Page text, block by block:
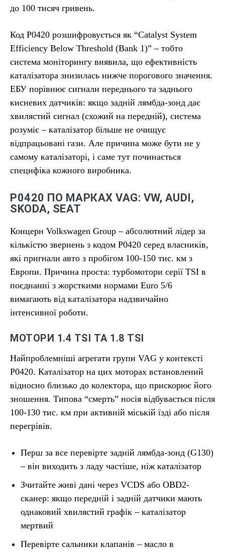
до 100 тисяч гривень.
Код P0420 розшифровується як “Catalyst System
Efficiency Below Threshold (Bank 1)” – тобто
система моніторингу виявила, що ефективність
каталізатора знизилась нижче порогового значення.
ЕБУ порівнює сигнали переднього та заднього
кисневих датчиків: якщо задній лямбда-зонд дає
хвилястий сигнал (схожий на передній), система
розуміє – каталізатор більше не очищує
відпрацьовані гази. Але причина може бути не у
самому каталізаторі, і саме тут починається
специфіка кожного виробника.
P0420 ПО МАРКАХ VAG: VW, AUDI,
SKODA, SEAT
Концерн Volkswagen Group – абсолютний лідер за
кількістю звернень з кодом P0420 серед власників,
які пригнали авто з пробігом 100-150 тис. км з
Европи. Причина проста: турбомотори серії TSI в
поєднанні з жорсткими нормами Euro 5/6
вимагають від каталізатора надзвичайно
інтенсивної роботи.
МОТОРИ 1.4 TSI ТА 1.8 TSI
Найпроблемніші агрегати групи VAG у контексті
P0420. Каталізатор на цих моторах встановлений
відносно близько до колектора, що прискорює його
зношення. Типова “смерть” носія відбувається після
100-130 тис. км при активній міській їзді або після
перегрівів.
Перш за все перевірте задній лямбда-зонд (G130)
– він виходить з ладу частіше, ніж каталізатор
Зчитайте живі дані через VCDS або OBD2-
сканер: якщо передній і задній датчики мають
однаковий хвилястий графік – каталізатор
мертвий
Перевірте сальники клапанів – масло в